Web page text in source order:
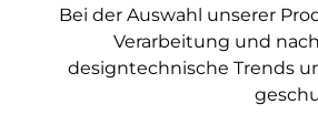
Bei der Auswahl unserer
Verarbeitung und
designtechnische Trends